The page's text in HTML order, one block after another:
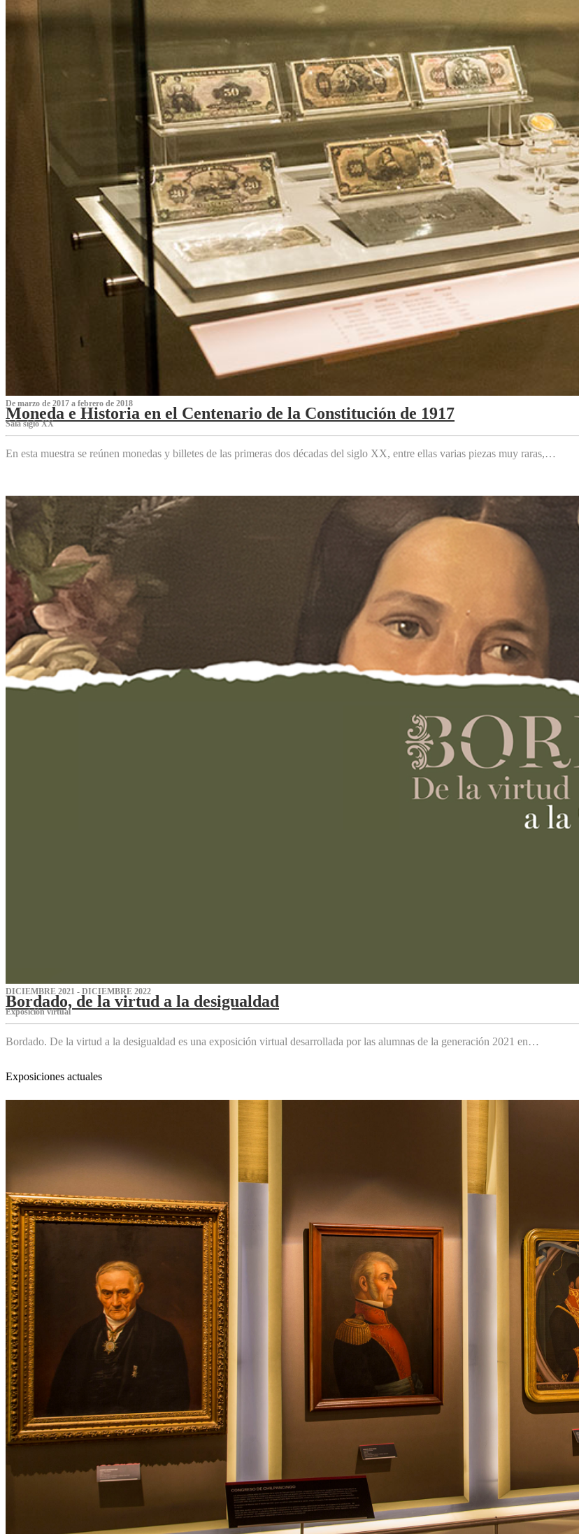
De marzo de 2017 a febrero de 2018
Moneda e Historia en el Centenario de la Constitución de 1917
Sala siglo XX
En esta muestra se reúnen monedas y billetes de las primeras dos décadas del siglo XX, entre ellas varias piezas muy raras,…
DICIEMBRE 2021 - DICIEMBRE 2022
Bordado, de la virtud a la desigualdad
Exposición virtual‌
Bordado. De la virtud a la desigualdad es una exposición virtual desarrollada por las alumnas de la generación 2021 en…
Exposiciones actuales